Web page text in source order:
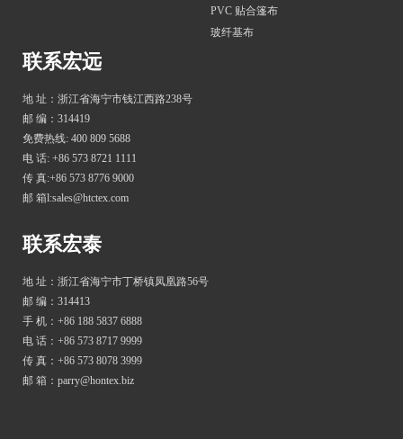
PVC 贴合篷布
玻纤基布
联系宏远
地 址：浙江省海宁市钱江西路238号
邮 编：314419
免费热线: 400 809 5688
电 话: +86 573 8721 1111
传 真:+86 573 8776 9000
邮 箱l:sales@htctex.com
联系宏泰
地 址：浙江省海宁市丁桥镇凤凰路56号
邮 编：314413
手 机：+86 188 5837 6888
电 话：+86 573 8717 9999
传 真：+86 573 8078 3999
邮 箱：parry@hontex.biz